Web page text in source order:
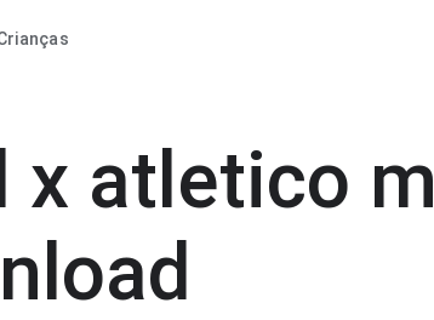
x atletico